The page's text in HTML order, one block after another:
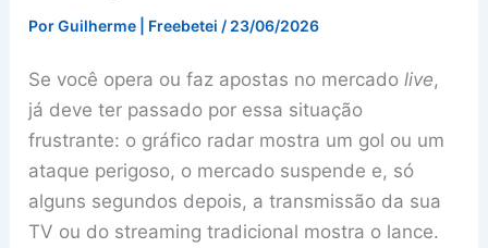
PorGuilherme | Freebetei / 23/06/2026
Se você opera ou faz apostas no mercadolive,
já deve ter passado por essa situação
frustrante: o gráfico radar mostra um gol ou um
ataque perigoso, o mercado suspende e, só
alguns segundos depois, a transmissão da sua
TV ou do streaming tradicional mostra o lance.